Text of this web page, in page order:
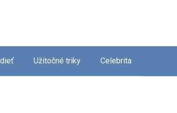
Užitočné triky Celebrita